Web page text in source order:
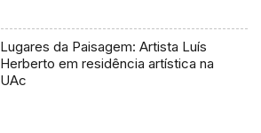
Lugares da Paisagem: Artista Luís
Herberto em residência artística na
UAc